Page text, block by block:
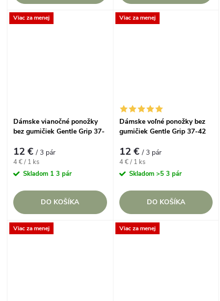
Viac za menej
Dámske vianočné ponožky
bez gumičiek Gentle Grip 37-
sobíkmi, 3 páry
12 €/ 3 pár
Jednotková
cena:
4 € / 1 ks
Skladom 1 3 pár
DO KOŠÍKA
Viac za menej
Dámske voľné ponožky bez
gumičiek Gentle Grip 37-42
Tyrkysový kvetinový set, 3
páry
12 €/ 3 pár
Jednotková
cena:
4 € / 1 ks
Skladom >5 3 pár
DO KOŠÍKA
Viac za menej Viac za menej